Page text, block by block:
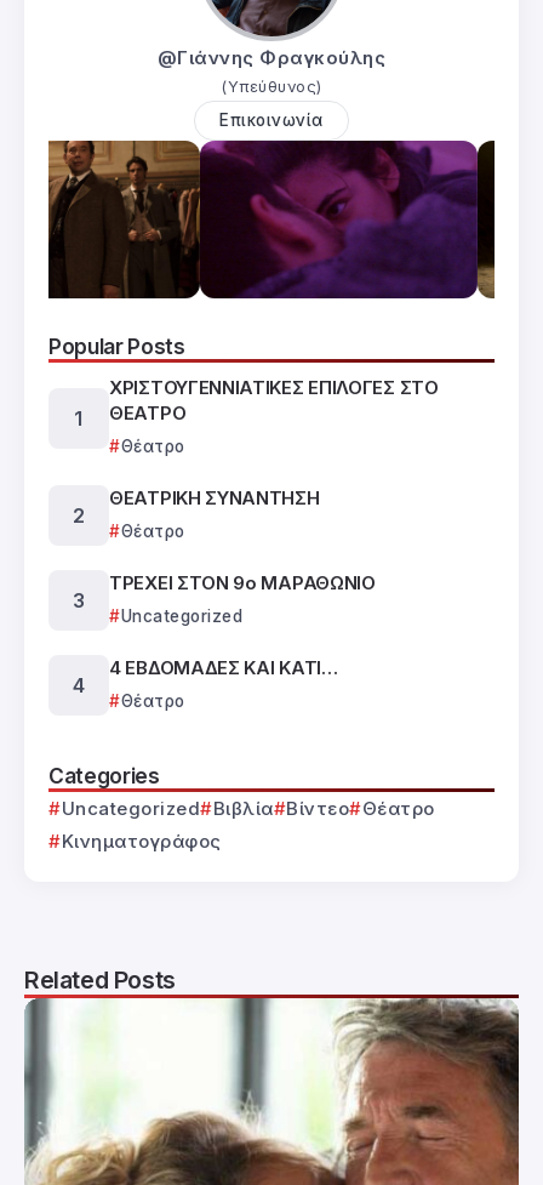
@Γιάννης Φραγκούλης
(Υπεύθυνος)
Επικοινωνία
Popular Posts
ΧΡΙΣΤΟΥΓΕΝΝΙΑΤΙΚΕΣ ΕΠΙΛΟΓΕΣ ΣΤΟ
ΘΕΑΤΡΟ
Θέατρο
ΘΕΑΤΡΙΚΗ ΣΥΝΑΝΤΗΣΗ
Θέατρο
ΤΡΕΧΕΙ ΣΤΟΝ 9ο ΜΑΡΑΘΩΝΙΟ
Uncategorized
4 ΕΒΔΟΜΑΔΕΣ ΚΑΙ ΚΑΤΙ…
Θέατρο
Categories
Uncategorized Βιβλία Βίντεο
Θέατρο
Κινηματογράφος
Related Posts